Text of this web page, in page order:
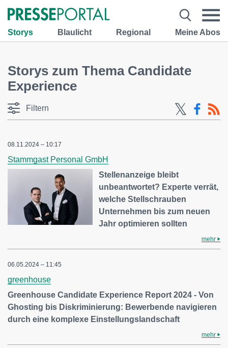
Storys Blaulicht Regional Meine Abos
Storys zum Thema Candidate
Experience
Filtern
08.11.2024 – 10:17
Stammgast Personal GmbH
Stellenanzeige bleibt
unbeantwortet? Experte verrät,
welche Stellschrauben
Unternehmen bis zum neuen
Jahr optimieren sollten
mehr
06.05.2024 – 11:45
greenhouse
Greenhouse Candidate Experience Report 2024 - Von
Ghosting bis Diskriminierung: Bewerbende navigieren
durch eine komplexe Einstellungslandschaft
mehr